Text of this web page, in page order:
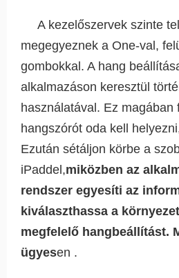
A kezelőszervek szinte
megegyeznek a One-val,
gombokkal. A hang
alkalmazáson keresztül
használatával. Ez magában
hangszórót oda kell
Ezután sétáljon körbe a
iPaddel,miközben az
rendszer egyesíti az
kiválaszthassa a
megfelelő hangbeállítást.
ügyesen .